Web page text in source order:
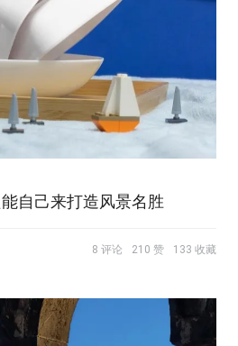
自己来打造风景名胜
8 评论 210 赞 133 收藏